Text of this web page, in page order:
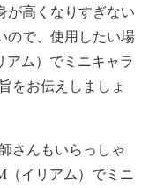
が高くなりすぎない
ので、使用したい場
ム）でミニキャラ
をお伝えしましょ
さんもいらっしゃ
（イリアム）でミニ